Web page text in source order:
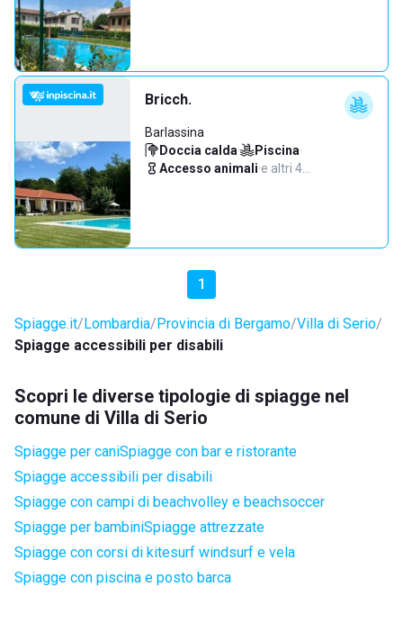
Bricch.
Barlassina
Doccia calda· Piscina·
Accesso animali·e altri 4…
1
Spiagge.it Lombardia Provincia di Bergamo Villa di Serio
Spiagge accessibili per disabili
Scopri le diverse tipologie di spiagge nel
comune di Villa di Serio
Spiagge per caniSpiagge con bar e ristorante
Spiagge accessibili per disabili
Spiagge con campi di beachvolley e beachsoccer
Spiagge per bambiniSpiagge attrezzate
Spiagge con corsi di kitesurf windsurf e vela
Spiagge con piscina e posto barca